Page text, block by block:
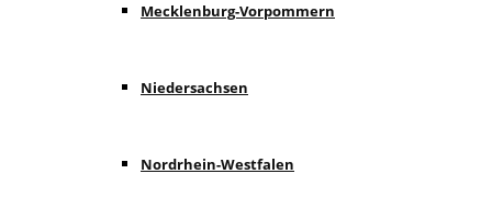
Mecklenburg-Vorpommern
Niedersachsen
Nordrhein-Westfalen